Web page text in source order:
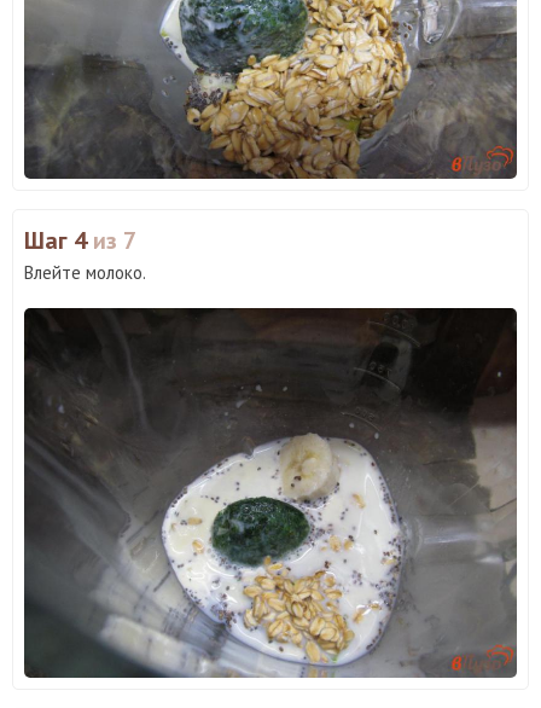
Шаг 4из 7
Влейте молоко.